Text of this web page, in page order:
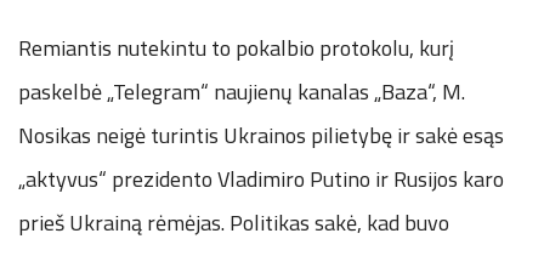
Remiantis nutekintu to pokalbio protokolu, kurį
paskelbė „Telegram“ naujienų kanalas „Baza“, M.
Nosikas neigė turintis Ukrainos pilietybę ir sakė esąs
„aktyvus“ prezidento Vladimiro Putino ir Rusijos karo
prieš Ukrainą rėmėjas. Politikas sakė, kad buvo